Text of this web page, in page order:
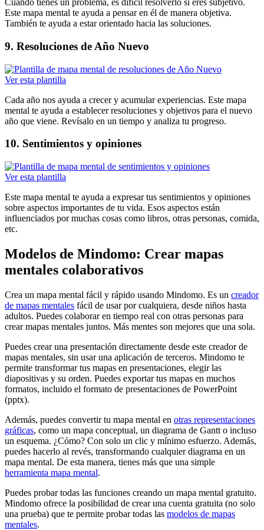
Cuando tienes un problema, es difícil resolverlo si eres subjetivo.
Este mapa mental te ayuda a pensar en él de manera objetiva.
También te ayuda a estar orientado hacia las soluciones.
9. Resoluciones de Año Nuevo
Ver esta plantilla
Cada año nos ayuda a crecer y acumular experiencias. Este mapa
mental te ayuda a establecer resoluciones y objetivos para el nuevo
año que viene. Revísalo en un tiempo y analiza tu progreso.
10. Sentimientos y opiniones
Ver esta plantilla
Este mapa mental te ayuda a expresar tus sentimientos y opiniones
sobre aspectos importantes de tu vida. Esos aspectos están
influenciados por muchas cosas como libros, otras personas, comida,
etc.
Modelos de Mindomo: Crear mapas
mentales colaborativos
Crea un mapa mental fácil y rápido usando Mindomo. Es un creador
de mapas mentales fácil de usar por cualquiera, desde niños hasta
adultos. Puedes colaborar en tiempo real con otras personas para
crear mapas mentales juntos. Más mentes son mejores que una sola.
Puedes crear una presentación directamente desde este creador de
mapas mentales, sin usar una aplicación de terceros. Mindomo te
permite transformar tus mapas en presentaciones, elegir las
diapositivas y su orden. Puedes exportar tus mapas en muchos
formatos, incluido el formato de presentaciones de PowerPoint
(pptx).
Además, puedes convertir tu mapa mental en otras representaciones
gráficas, como un mapa conceptual, un diagrama de Gantt o incluso
un esquema. ¿Cómo? Con solo un clic y mínimo esfuerzo. Además,
puedes hacerlo al revés, transformando cualquier diagrama en un
mapa mental. De esta manera, tienes más que una simple
herramienta mapa mental.
Puedes probar todas las funciones creando un mapa mental gratuito.
Mindomo ofrece la posibilidad de crear una cuenta gratuita (no solo
una prueba) que te permite probar todas las modelos de mapas
mentales.